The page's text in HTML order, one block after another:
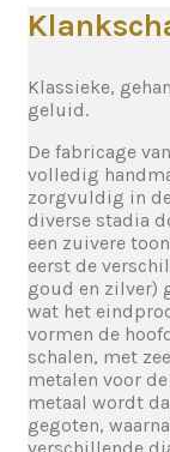
Klassieke,
geluid.
De fabricage
volledig
zorgvuldig in
diverse stadia
een zuivere
eerst de
goud en zilver)
wat het
vormen de
schalen, met
metalen voor
metaal wordt
gegoten,